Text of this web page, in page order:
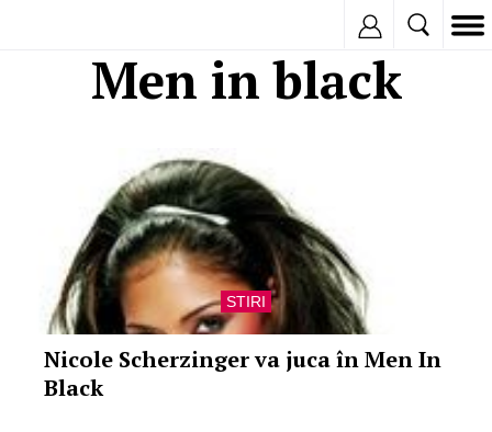
Men in black
STIRI
Nicole Scherzinger va juca în Men In
Black